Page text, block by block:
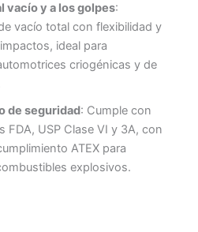
vacío y a los golpes:
vacío total con flexibilidad y
ideal para
criogénicas y de
de seguridad: Cumple con
FDA, USP Clase VI y 3A, con
ATEX para
explosivos.